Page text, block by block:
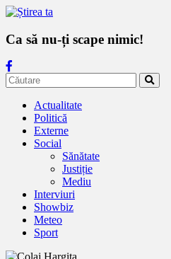
Ca să nu-ți scape nimic!
Actualitate
Politică
Externe
Social
Sănătate
Justiție
Mediu
Interviuri
Showbiz
Meteo
Sport